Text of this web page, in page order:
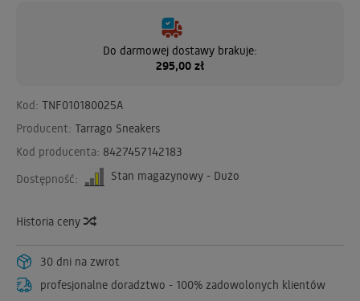
315 - Głęboki Niebieski / Deep Blue
316 - Jasnoróżowy / Light Pink
317 - Różowy / Pink
318 - Ciemnoróżowy / Dark Pink
319 - Yellow Chick / Yellow Chick
Do darmowej dostawy brakuje:
295,00 zł
Kod: TNF010180025A
Producent: Tarrago Sneakers
Kod producenta: 8427457142183
Dostępność:
Stan magazynowy - Dużo
Historia ceny
30 dni na zwrot
profesjonalne doradztwo - 100% zadowolonych klientów